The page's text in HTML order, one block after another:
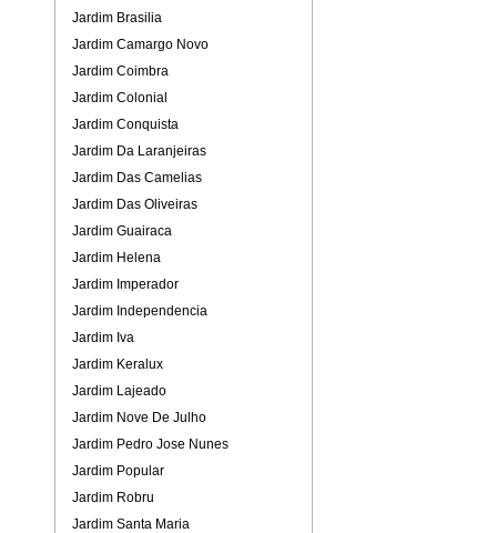
Jardim Brasilia
Jardim Camargo Novo
Jardim Coimbra
Jardim Colonial
Jardim Conquista
Jardim Da Laranjeiras
Jardim Das Camelias
Jardim Das Oliveiras
Jardim Guairaca
Jardim Helena
Jardim Imperador
Jardim Independencia
Jardim Iva
Jardim Keralux
Jardim Lajeado
Jardim Nove De Julho
Jardim Pedro Jose Nunes
Jardim Popular
Jardim Robru
Jardim Santa Maria